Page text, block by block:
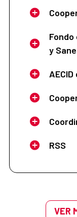
y
RSS
VER